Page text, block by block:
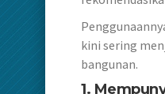
kini sering
bangunan.
1.